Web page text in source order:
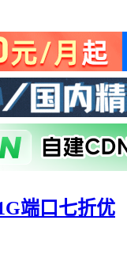
端口七折优